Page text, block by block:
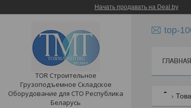
Начать продавать на Deal.by
TOR Строительное
Грузоподъемное Складское
Оборудование для СТО Республика
Беларусь
top-
ГЛАВНАЯ